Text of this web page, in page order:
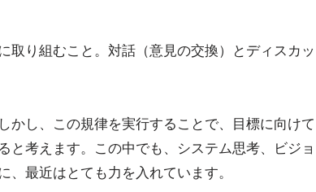
取り組むこと。対話（意見の交換）とディスカッ
かし、この規律を実行することで、目標に向けて
と考えます。この中でも、システム思考、ビジョ
、最近はとても力を入れています。